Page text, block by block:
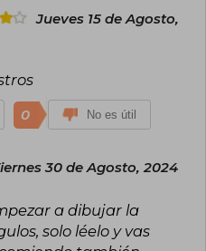
Jueves 15 de Agosto,
0 No es útil
30 de Agosto, 2024
a dibujar la
solo léelo y vas